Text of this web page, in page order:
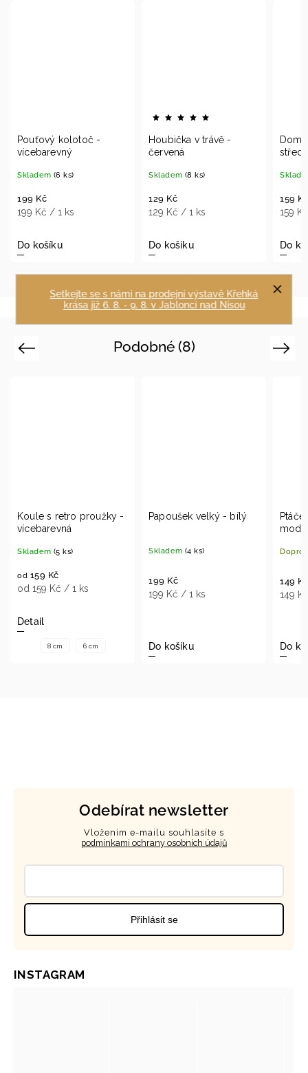
Setkejte se s námi na prodejní výstavě Křehká
krása již 6. 8. - 9. 8. v Jablonci nad Nisou
Houbička v trávě -
červená
Skladem
129 Kč / 1 ks
Do košíku
Domeček s červenou
Skladem
159 Kč / 1 ks
Do košíku
Podobné (8)
Previous
proužky -
/ 1 ks
Papoušek velký - bílý
Do košíku
Ptáček velký -
(12 ks)
Next
Odebírat newsletter
Vložením e-mailu souhlasíte s
podmínkami ochrany osobních údajů
Přihlásit se
INSTAGRAM